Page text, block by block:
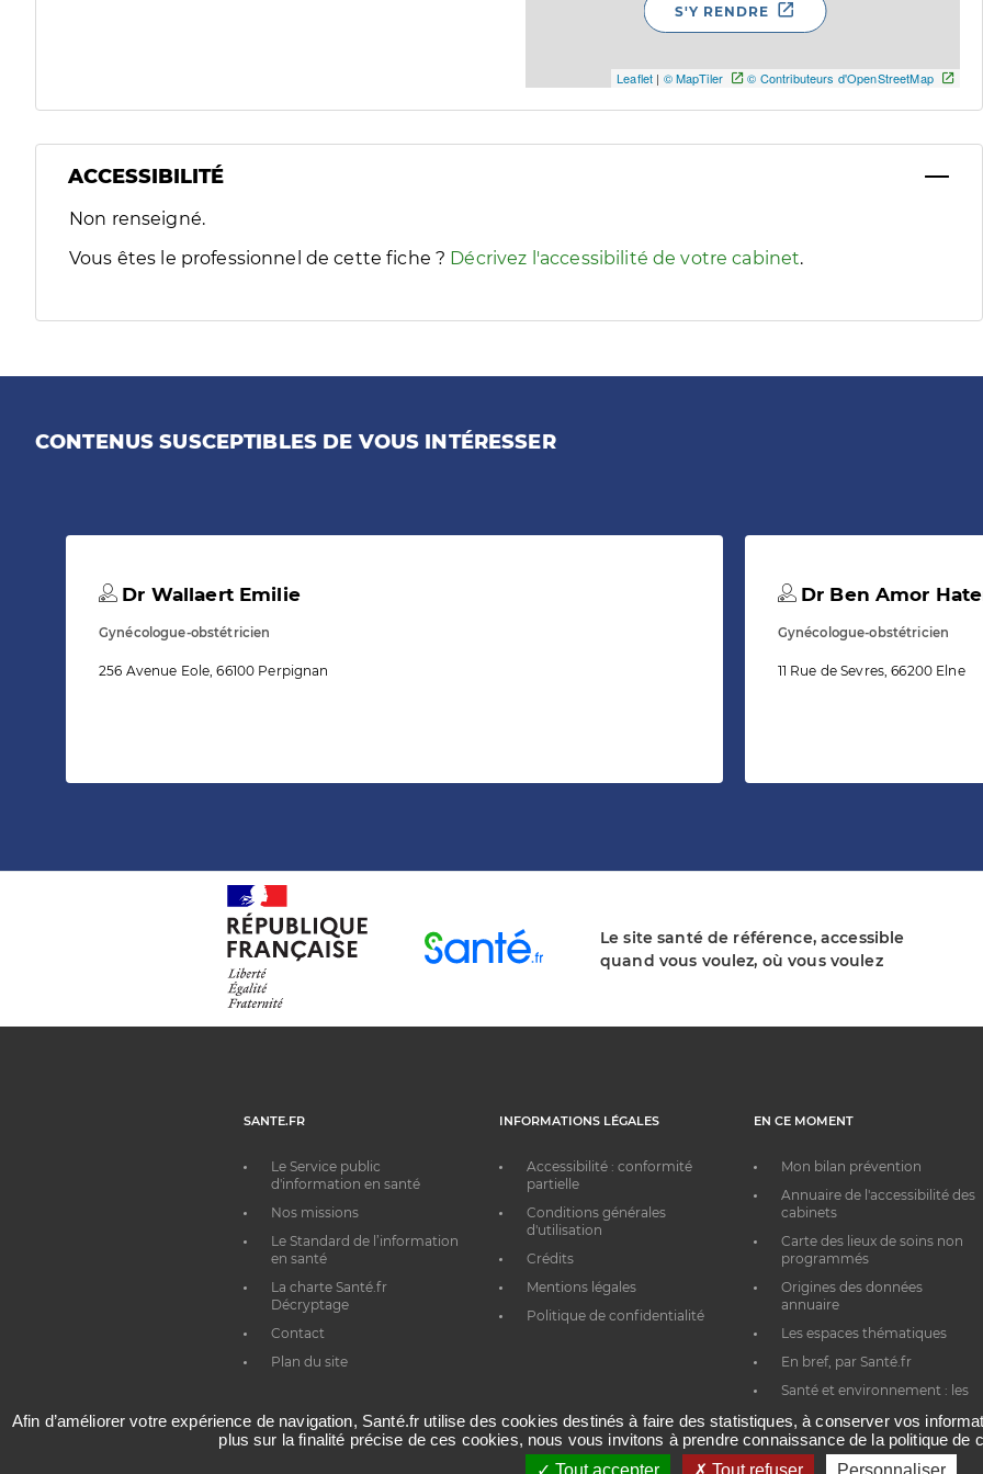
Leaflet | © MapTiler © Contributeurs d'OpenStreetMap
S'Y RENDRE
ACCESSIBILITÉ
Filtres
Sélectionnez un ou plusieurs handicaps/besoins spécifiques pour afficher les informations d'accessibilité associées
Non renseigné.
Vous êtes le professionnel de cette fiche ? Décrivez l'accessibilité de votre cabinet.
CONTENUS SUSCEPTIBLES DE VOUS INTÉRESSER
Dr Wallaert Emilie
Gynécologue-obstétricien
256 Avenue Eole, 66100 Perpignan
Dr Ben Amor
Gynécologue-obstétricien
11 Rue de Sevres, 66200 Elne
Le site santé de référence, accessible
quand vous voulez, où vous voulez
SANTE.FR
Le Service public
d'information en santé
Nos missions
Le Standard de l’information
en santé
La charte Santé.fr
Décryptage
Contact
Plan du site
INFORMATIONS LÉGALES
Accessibilité : conformité
partielle
Conditions générales
d'utilisation
Crédits
Mentions légales
Politique de confidentialité
EN CE MOMENT
Mon bilan prévention
Annuaire de l'accessibilité des
cabinets
Carte des lieux de soins non
programmés
Origines des données
annuaire
Les espaces thématiques
En bref, par Santé.fr
Santé et environnement : les
Afin d’améliorer votre expérience de navigation, Santé.fr utilise des cookies destinés à faire des statistiques, à conserver vos
plus sur la finalité précise de ces cookies, nous vous invitons à prendre connaissance de la politique de
Tout accepter
Tout refuser Personnaliser